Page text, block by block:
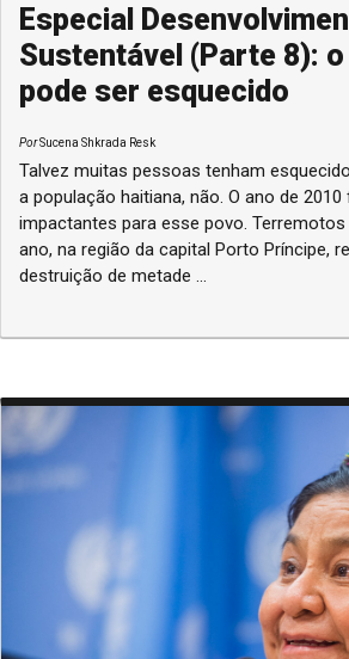
Especial
Sustentável (Parte 8):
pode ser esquecido
PorSucena Shkrada Resk
Talvez muitas pessoas tenham
a população haitiana, não. O ano de
impactantes para esse povo. Terremotos
ano, na região da capital Porto Príncipe,
destruição de metade ...